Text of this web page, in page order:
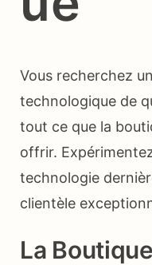
Vous recherchez
technologique de
tout ce que la
offrir.
technologie
clientèle
La